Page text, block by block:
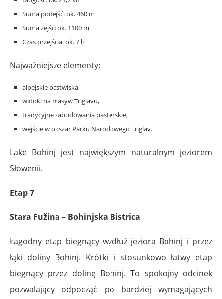
Suma podejść: ok. 460 m
Suma zejść: ok. 1100 m
Czas przejścia: ok. 7 h
Najważniejsze elementy:
alpejskie pastwiska,
widoki na masyw Triglavu,
tradycyjne zabudowania pasterskie,
wejście w obszar Parku Narodowego Triglav.
Lake Bohinj jest największym naturalnym jeziorem
Słowenii.
Etap 7
Stara Fužina – Bohinjska Bistrica
Łagodny etap biegnący wzdłuż jeziora Bohinj i przez
łąki doliny Bohinj. Krótki i stosunkowo łatwy etap
biegnący przez dolinę Bohinj. To spokojny odcinek
pozwalający odpocząć po bardziej wymagających